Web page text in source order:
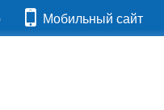
Мобильный сайт